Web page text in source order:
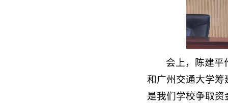
会上，陈建平
和广州交通大学筹
是我们学校争取